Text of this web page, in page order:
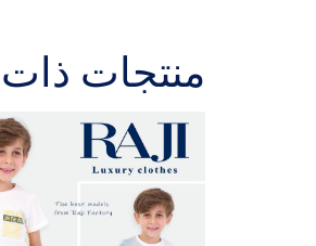
منتجات